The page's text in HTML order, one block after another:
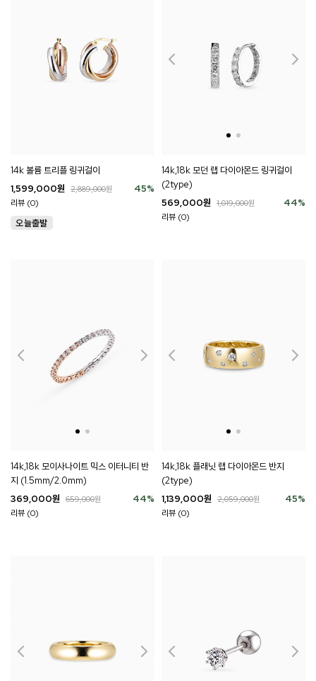
14k 볼륨 트리플 링귀걸이
45%
1,599,000원 2,889,000원
리뷰 (0)
14k,18k 모던 랩 다이아몬드 링귀걸이
(2type)
44%
569,000원 1,019,000원
리뷰 (0)
14k,18k 모이사나이트 믹스 이터니티 반
지 (1.5mm/2.0mm)
44%
369,000원 659,000원
리뷰 (0)
14k,18k 플래닛 랩 다이아몬드 반지
(2type)
45%
1,139,000원 2,059,000원
리뷰 (0)